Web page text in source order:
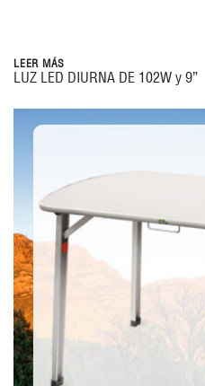
LEER MÁS
LUZ LED DIURNA DE 102W y 9”